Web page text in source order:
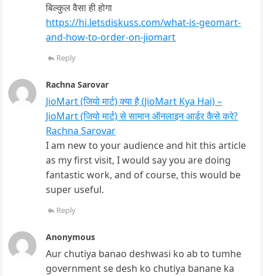
बिल्कुल वैसा ही होगा
https://hi.letsdiskuss.com/what-is-geomart-
and-how-to-order-on-jiomart
Reply
Rachna Sarovar
JioMart (जियो मार्ट) क्या है (JioMart Kya Hai) –
JioMart (जियो मार्ट) से सामान ऑनलाइन आर्डर कैसे करे?
Rachna Sarovar
I am new to your audience and hit this article
as my first visit, I would say you are doing
fantastic work, and of course, this would be
super useful.
Reply
Anonymous
Aur chutiya banao deshwasi ko ab to tumhe
government se desh ko chutiya banane ka